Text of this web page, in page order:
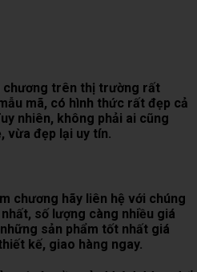
chương trên thị trường rất
mã, có hình thức rất đẹp cả
nhiên, không phải ai cũng
vừa đẹp lại uy tín.
chương hãy liên hệ với chúng
số lượng càng nhiều giá
sản phẩm tốt nhất giá
kế, giao hàng ngay.